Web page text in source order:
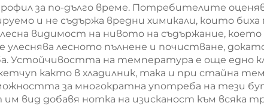
за по-дълго време. Потребителите
и не съдържа вредни химикали, които
видимост на нивото на съдържание, което
лесното пълнене и почистване,
Устойчивостта на температура е още едно
както в хладилник, така и при стайна
за многократна употреба на тези
вид добавя нотка на изисканост към всяка